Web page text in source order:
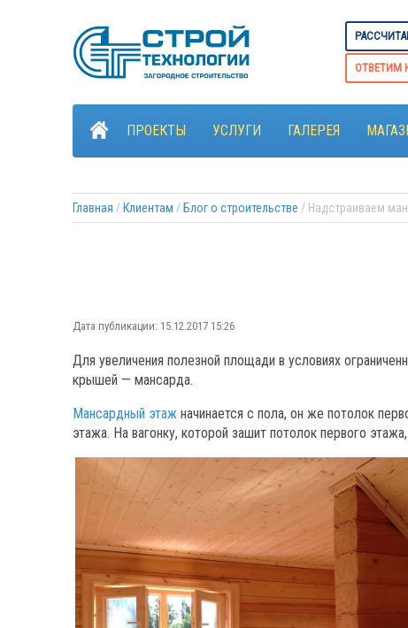
ОТВЕТИМ
ПРОЕКТЫ УСЛУГИ ГАЛЕРЕЯ
Главная / Клиентам / Блог о строительстве / Надстраиваем
Дата публикации: 15.12.2017 15:26
Для увеличения полезной площади в условиях
крышей — мансарда.
Мансардный этаж начинается с пола, он же потолок
этажа. На вагонку, которой зашит потолок первого